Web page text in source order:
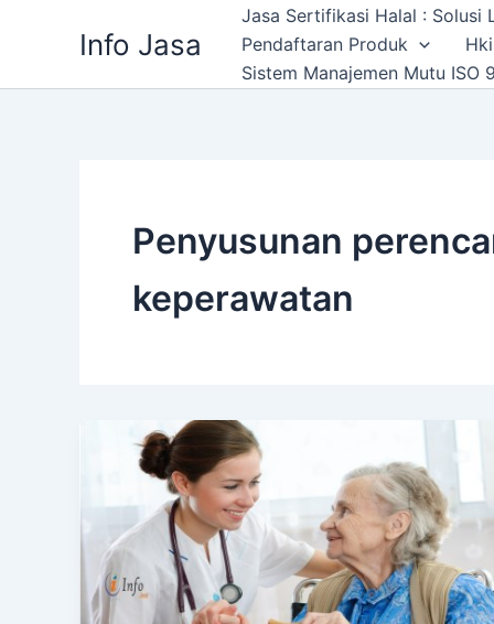
Info Jasa
Jasa Sertifikasi Halal : Solusi
Pendaftaran Produk
Hki
Sistem Manajemen Mutu ISO
Penyusunan
keperawatan